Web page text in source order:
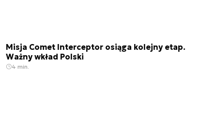
Misja Comet Interceptor osiąga kolejny etap.
Ważny wkład Polski
4 min.